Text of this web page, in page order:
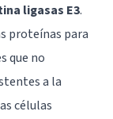
ligasas E3.
proteínas para
que no
a la
células